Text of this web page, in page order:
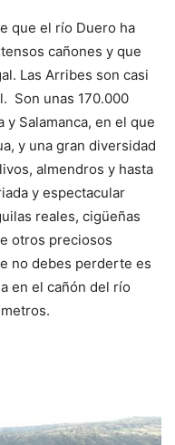
que el río Duero ha
cañones y que
Las Arribes son casi
Son unas 170.000
Salamanca, en el que
y una gran diversidad
almendros y hasta
y espectacular
reales, cigüeñas
otros preciosos
no debes perderte es
en el cañón del río